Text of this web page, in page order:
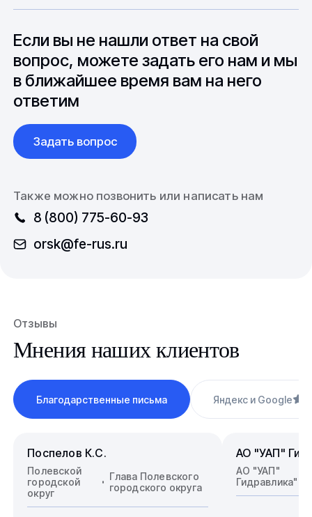
до 6 месяцев производства.
вопросы связанные с документацией и
международной логистикой.
Если вы не нашли ответ на свой
вопрос, можете задать его нам и мы
в ближайшее время вам на него
ответим
Задать вопрос
Также можно позвонить или написать нам
8 (800) 775-60-93
orsk@fe-rus.ru
Отзывы
Мнения наших клиентов
Благодарственные письма Яндекс и Google
Поспелов К.С.
Полевской
городской
округ
Глава Полевского
городского округа
АО "УАП"
АО "УАП"
Гидравлика"